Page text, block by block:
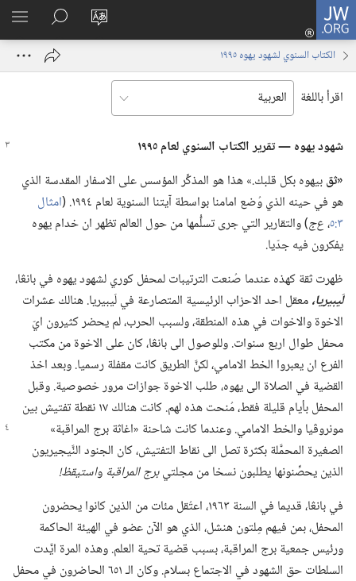
JW.ORG
تغيير
الموقع
تسجيل
الدخول
نافذة
البحث
في
JW.‎ORG
الكتاب السنوي لشهود يهوه ١٩٩٥
اقرأ باللغة
شهود يهوه —‏ تقرير الكتاب السنوي لعام ١٩٩٥
‏«ثقبيهوه بكل قلبك.‏» هذا هو المذكِّر المؤسس على الاسفار المقدسة الذي
هو في حينه الذي وُضع امامنا بواسطة آيتنا السنوية لعام ١٩٩٤.‏ (‏
امثال
٣:‏٥ ‏،‏ع‌ج‏)‏ والتقارير التي جرى تسلُّمها من حول العالم تظهر ان خدام يهوه
يفكرون فيه جدّيا.‏
ظهرت ثقة كهذه عندما صُنعت الترتيبات لمحفل كوري لشهود يهوه في بانڠا،‏
لَيبيريا،‏معقل احد الاحزاب الرئيسية المتصارعة في لَيبيريا.‏ هنالك عشرات
الاخوة والاخوات في هذه المنطقة،‏ ولسبب الحرب،‏ لم يحضر كثيرون ايّ
محفل طوال اربع سنوات.‏ وللوصول الى بانڠا،‏ كان على الاخوة من مكتب
الفرع ان يعبروا الخط الامامي،‏ لكنَّ الطريق كانت مقفلة رسميا.‏ وبعد اخذ
القضية في الصلاة الى يهوه،‏ طلب الاخوة جوازات مرور خصوصية.‏ وقبل
المحفل بأيام قليلة فقط،‏ مُنحت هذه لهم.‏ كانت هنالك ١٧ نقطة تفتيش بين
مونروڤيا والخط الامامي.‏ وعندما كانت شاحنة «اغاثة برج المراقبة»
الصغيرة المحمَّلة بكثرة تصل الى نقاط التفتيش،‏ كان الجنود النَّيجيريون
الذين يحصِّنونها يطلبون نسخا من مجلتيبرج المراقبة واستيقظ!‏
في بانڠا،‏ قديما في السنة ١٩٦٣،‏ اعتُقل مئات من الذين كانوا يحضرون
المحفل،‏ بمن فيهم مِلتون هنشل،‏ الذي هو الآن عضو في الهيئة الحاكمة
ورئيس جمعية برج المراقبة،‏ بسبب قضية تحية العلم.‏ وهذه المرة ايَّدت
السلطات حق الشهود في الاجتماع بسلام.‏ وكان الـ‍ ٦٥١ الحاضرون في محفل